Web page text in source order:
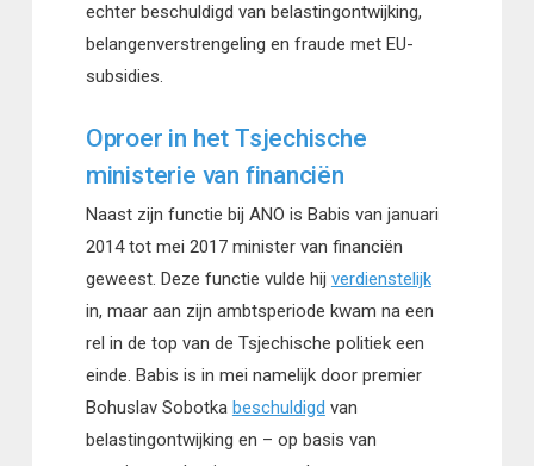
echter beschuldigd van belastingontwijking,
belangenverstrengeling en fraude met EU-
subsidies.
Oproer in het Tsjechische
ministerie van financiën
Naast zijn functie bij ANO is Babis van januari
2014 tot mei 2017 minister van financiën
geweest. Deze functie vulde hij verdienstelijk
in, maar aan zijn ambtsperiode kwam na een
rel in de top van de Tsjechische politiek een
einde. Babis is in mei namelijk door premier
Bohuslav Sobotka beschuldigd van
belastingontwijking en – op basis van